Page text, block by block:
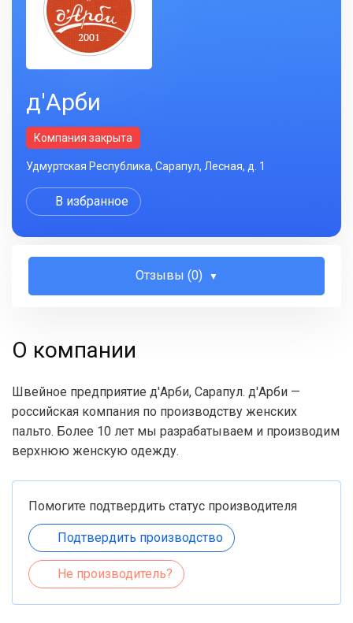
д'Арби
Компания закрыта
Удмуртская Республика, Сарапул, Лесная, д. 1
В избранное
Отзывы (0)
О компании
Швейное предприятие д'Арби, Сарапул. д'Арби —
российская компания по производству женских
пальто. Более 10 лет мы разрабатываем и производим
верхнюю женскую одежду.
Помогите подтвердить статус производителя
Подтвердить производство
Не производитель?